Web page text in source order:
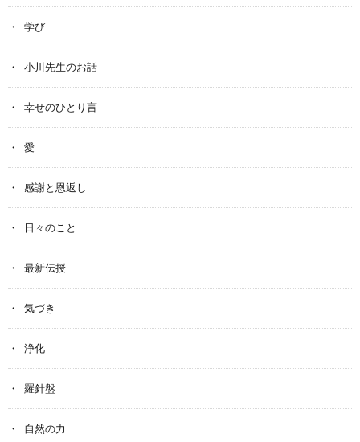
学び
小川先生のお話
幸せのひとり言
愛
感謝と恩返し
日々のこと
最新伝授
気づき
浄化
羅針盤
自然の力